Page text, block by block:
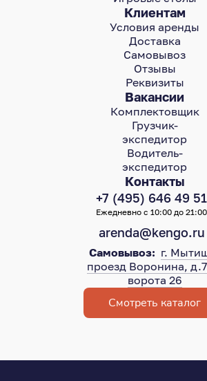
Контакты
+7 (495) 646 49 51
Ежедневно с 10:00 до 21:00
arenda@kengo.ru
Самовывоз: г.
проезд Воронина,
ворота 26
Смотреть каталог
Клиентам
Условия аренды
Доставка
Самовывоз
Отзывы
Реквизиты
Вакансии
Комплектовщик
Грузчик-
экспедитор
Водитель-
экспедитор